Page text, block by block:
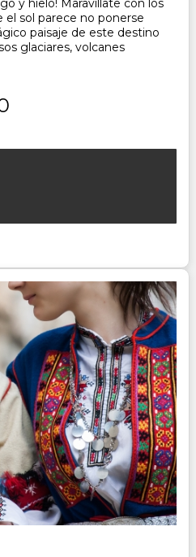
y hielo! Maravíllate con los
el sol parece no ponerse
paisaje de este destino
glaciares, volcanes